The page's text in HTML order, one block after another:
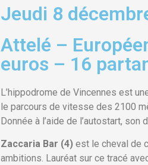
Jeudi 8
Attelé –
euros – 16
L’hippodrome de Vincennes est
le parcours de vitesse des 2100
Donnée à l’aide de l’autostart, son
Zaccaria Bar (4) est le cheval de
ambitions. Lauréat sur ce tracé